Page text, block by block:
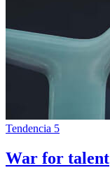
Tendencia 5
War for talent